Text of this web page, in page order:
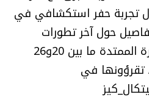
تجربة حفر استكشافي في
حول آخر تطورات
المشهد الليبي في الفترة الممتدة ما بين 20و26
الثاني/ يناير 2026، تقرؤونها في